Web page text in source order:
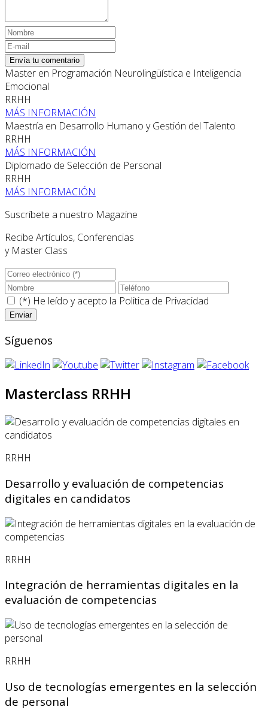
Envía tu comentario
Master en Programación Neurolingüística e Inteligencia
Emocional
RRHH
MÁS INFORMACIÓN
Maestría en Desarrollo Humano y Gestión del Talento
RRHH
MÁS INFORMACIÓN
Diplomado de Selección de Personal
RRHH
MÁS INFORMACIÓN
Suscríbete a nuestro Magazine
Recibe Artículos, Conferencias
y Master Class
(*) He leído y acepto la Politica de Privacidad
Síguenos
Masterclass RRHH
RRHH
Desarrollo y evaluación de competencias
digitales en candidatos
RRHH
Integración de herramientas digitales en la
evaluación de competencias
RRHH
Uso de tecnologías emergentes en la selección
de personal